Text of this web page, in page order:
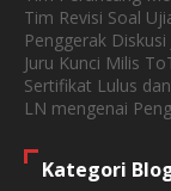
Tim Revisi Soal
Penggerak
Juru Kunci Milis
Sertifikat Lulus
LN mengenai
Kategori